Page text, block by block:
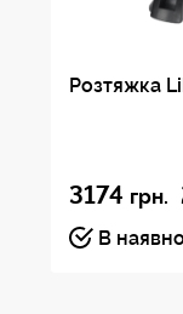
Розтяжка
3174 грн.
В